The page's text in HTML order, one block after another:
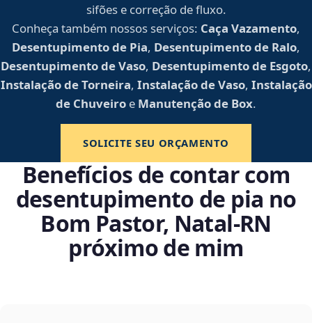
sifões e correção de fluxo.
Conheça também nossos serviços: Caça Vazamento,
Desentupimento de Pia, Desentupimento de Ralo,
Desentupimento de Vaso, Desentupimento de Esgoto,
Instalação de Torneira, Instalação de Vaso, Instalação
de Chuveiro e Manutenção de Box.
SOLICITE SEU ORÇAMENTO
Benefícios de contar com
desentupimento de pia no
Bom Pastor, Natal‑RN
próximo de mim